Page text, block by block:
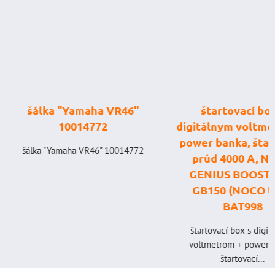
šálka "Yamaha VR46"
10014772
šálka "Yamaha VR46" 10014772
štartovací
digitálnym
power banka,
prúd 4000 A,
GENIUS BOOST
GB150 (NOCO
BAT998
štartovací box s
voltmetrom + power
štartovací...